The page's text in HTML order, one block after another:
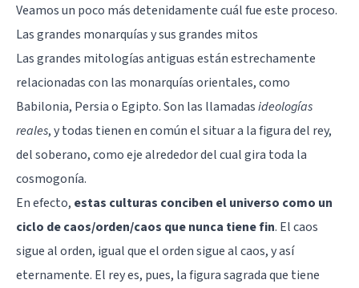
Veamos un poco más detenidamente cuál fue este proceso.
Las grandes monarquías y sus grandes mitos
Las grandes mitologías antiguas están estrechamente
relacionadas con las monarquías orientales, como
Babilonia, Persia o Egipto. Son las llamadasideologías
reales, y todas tienen en común el situar a la figura del rey,
del soberano, como eje alrededor del cual gira toda la
cosmogonía.
En efecto, estas culturas conciben el universo como un
ciclo de caos/orden/caos que nunca tiene fin. El caos
sigue al orden, igual que el orden sigue al caos, y así
eternamente. El rey es, pues, la figura sagrada que tiene